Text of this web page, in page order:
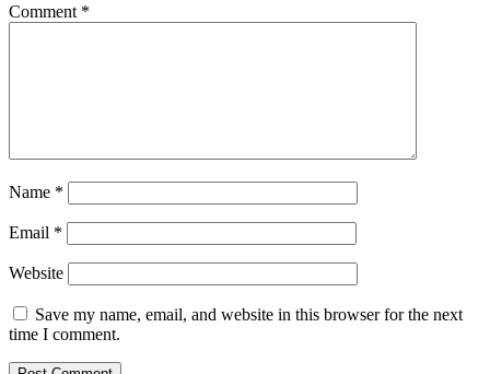
Comment *
Name *
Email *
Website
Save my name, email, and website in this browser for the next
time I comment.